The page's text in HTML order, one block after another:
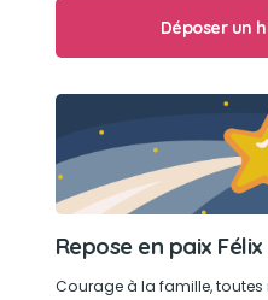
Déposer un
Repose en paix Félix
Courage à la famille,